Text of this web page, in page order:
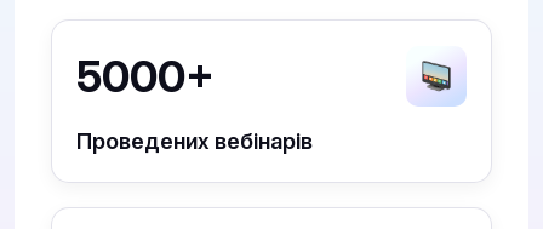
5000+
Проведених вебінарів